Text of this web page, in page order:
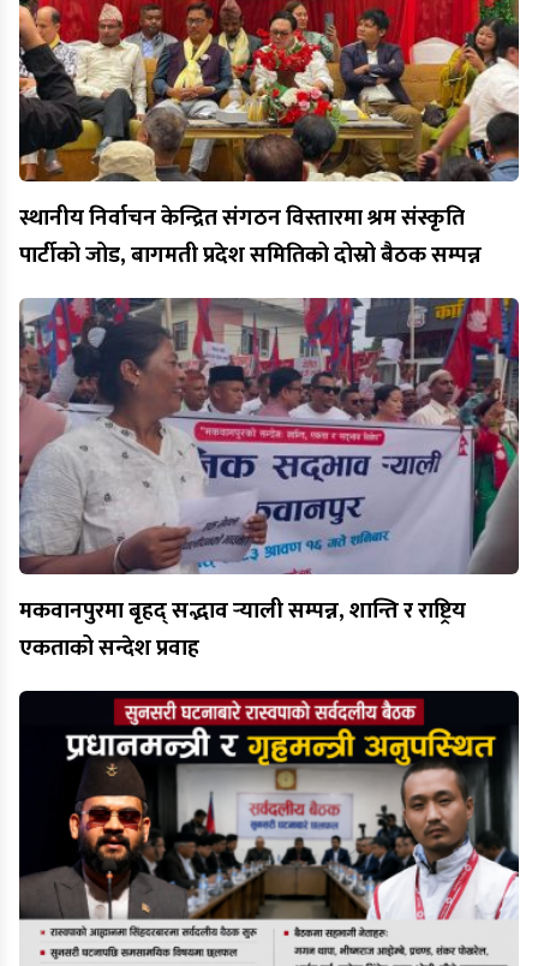
स्थानीय निर्वाचन केन्द्रित संगठन विस्तारमा श्रम संस्कृति
पार्टीको जोड, बागमती प्रदेश समितिको दोस्रो बैठक सम्पन्न
मकवानपुरमा बृहद् सद्भाव र्‍याली सम्पन्न, शान्ति र राष्ट्रिय
एकताको सन्देश प्रवाह